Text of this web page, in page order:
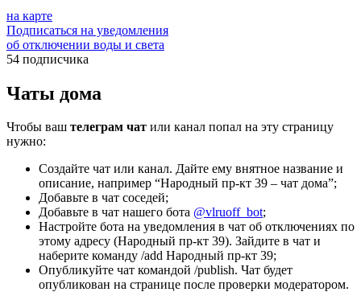
на карте
Подписаться на уведомления
об отключении воды и света
54 подписчика
Чаты дома
Чтобы ваш телеграм чат или канал попал на эту страницу
нужно:
Создайте чат или канал. Дайте ему внятное название и
описание, например “Народный пр-кт 39 – чат дома”;
Добавьте в чат соседей;
Добавьте в чат нашего бота @vlruoff_bot;
Настройте бота на уведомления в чат об отключениях по
этому адресу (Народный пр-кт 39). Зайдите в чат и
наберите команду /add Народный пр-кт 39;
Опубликуйте чат командой /publish. Чат будет
опубликован на странице после проверки модератором.